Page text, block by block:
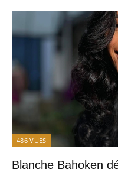
486 VUES
Blanche Bahoken